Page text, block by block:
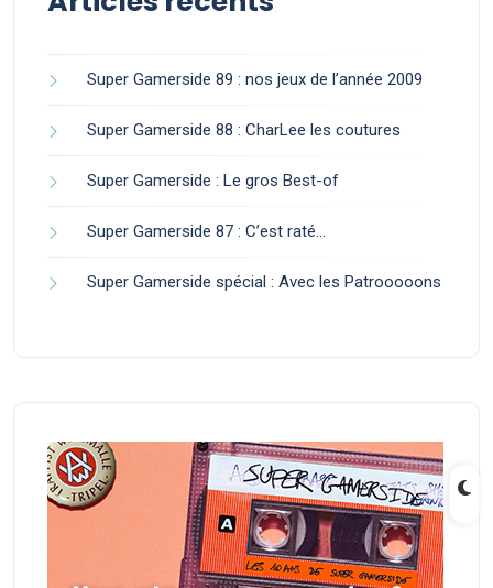
Super Gamerside 89 : nos jeux de l’année 2009
Super Gamerside 88 : CharLee les coutures
Super Gamerside : Le gros Best-of
Super Gamerside 87 : C’est raté…
Super Gamerside spécial : Avec les Patrooooons